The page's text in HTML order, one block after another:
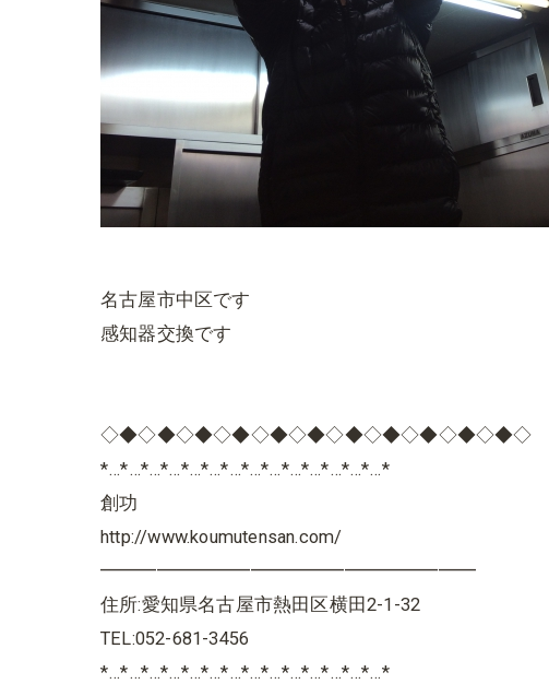
名古屋市中区です
感知器交換です
◇◆◇◆◇◆◇◆◇◆◇◆◇◆◇◆◇◆◇◆◇◆◇
*…*…*…*…*…*…*…*…*…*…*…*…*…*…*
創功
http://www.koumutensan.com/
━━━━━━━━━━━━━━━━━━━━
住所:愛知県名古屋市熱田区横田2-1-32
TEL:052-681-3456
*…*…*…*…*…*…*…*…*…*…*…*…*…*…*